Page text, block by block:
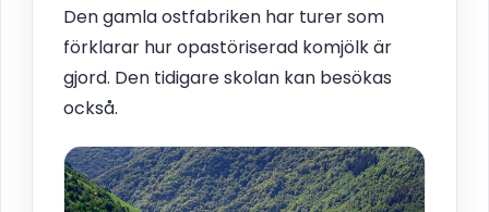
Den gamla ostfabriken har turer som
förklarar hur opastöriserad komjölk är
gjord. Den tidigare skolan kan besökas
också.